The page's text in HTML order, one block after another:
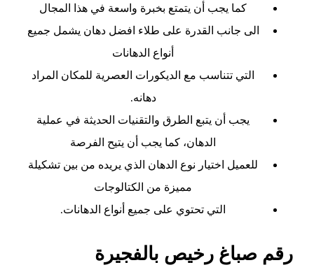
كما يجب أن يتمتع بخبرة واسعة في هذا المجال
الى جانب القدرة على طلاء افضل دهان يشمل جميع
أنواع الدهانات
التي تتناسب مع الديكورات العصرية للمكان المراد
دهانه.
يجب أن يتبع الطرق والتقنيات الحديثة في عملية
الدهان، كما يجب أن يتيح الفرصة
للعميل اختيار نوع الدهان الذي يريده من بين تشكيلة
مميزة من الكتالوجات
التي تحتوي على جميع أنواع الدهانات.
رقم صباغ رخيص بالفجيرة